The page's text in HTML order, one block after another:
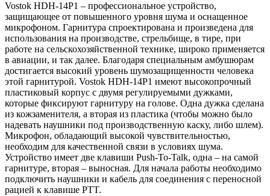
Vostok HDH-14P1 – профессиональное устройство,
защищающее от повышенного уровня шума и оснащенное
микрофоном. Гарнитура спроектирована и произведена для
использования на производстве, стрельбище, в тире, при
работе на сельскохозяйственной технике, широко применяется
в авиации, и так далее. Благодаря специальным амбушюрам
достигается высокий уровень шумозащищенности человека
этой гарнитурой. Vostok HDH-14P1 имеют высокопрочный
пластиковый корпус с двумя регулируемыми дужками,
которые фиксируют гарнитуру на голове. Одна дужка сделана
из кожзаменителя, а вторая из пластика (чтобы можно было
надевать наушники под производственную каску, либо шлем).
Микрофон, обладающий высокой чувствительностью,
необходим для качественной связи в условиях шума.
Устройство имеет две клавиши Push-To-Talk, одна – на самой
гарнитуре, вторая – выносная. Для начала работы необходимо
подключить наушники и кабель для соединения с переносной
рацией к клавише PTT.